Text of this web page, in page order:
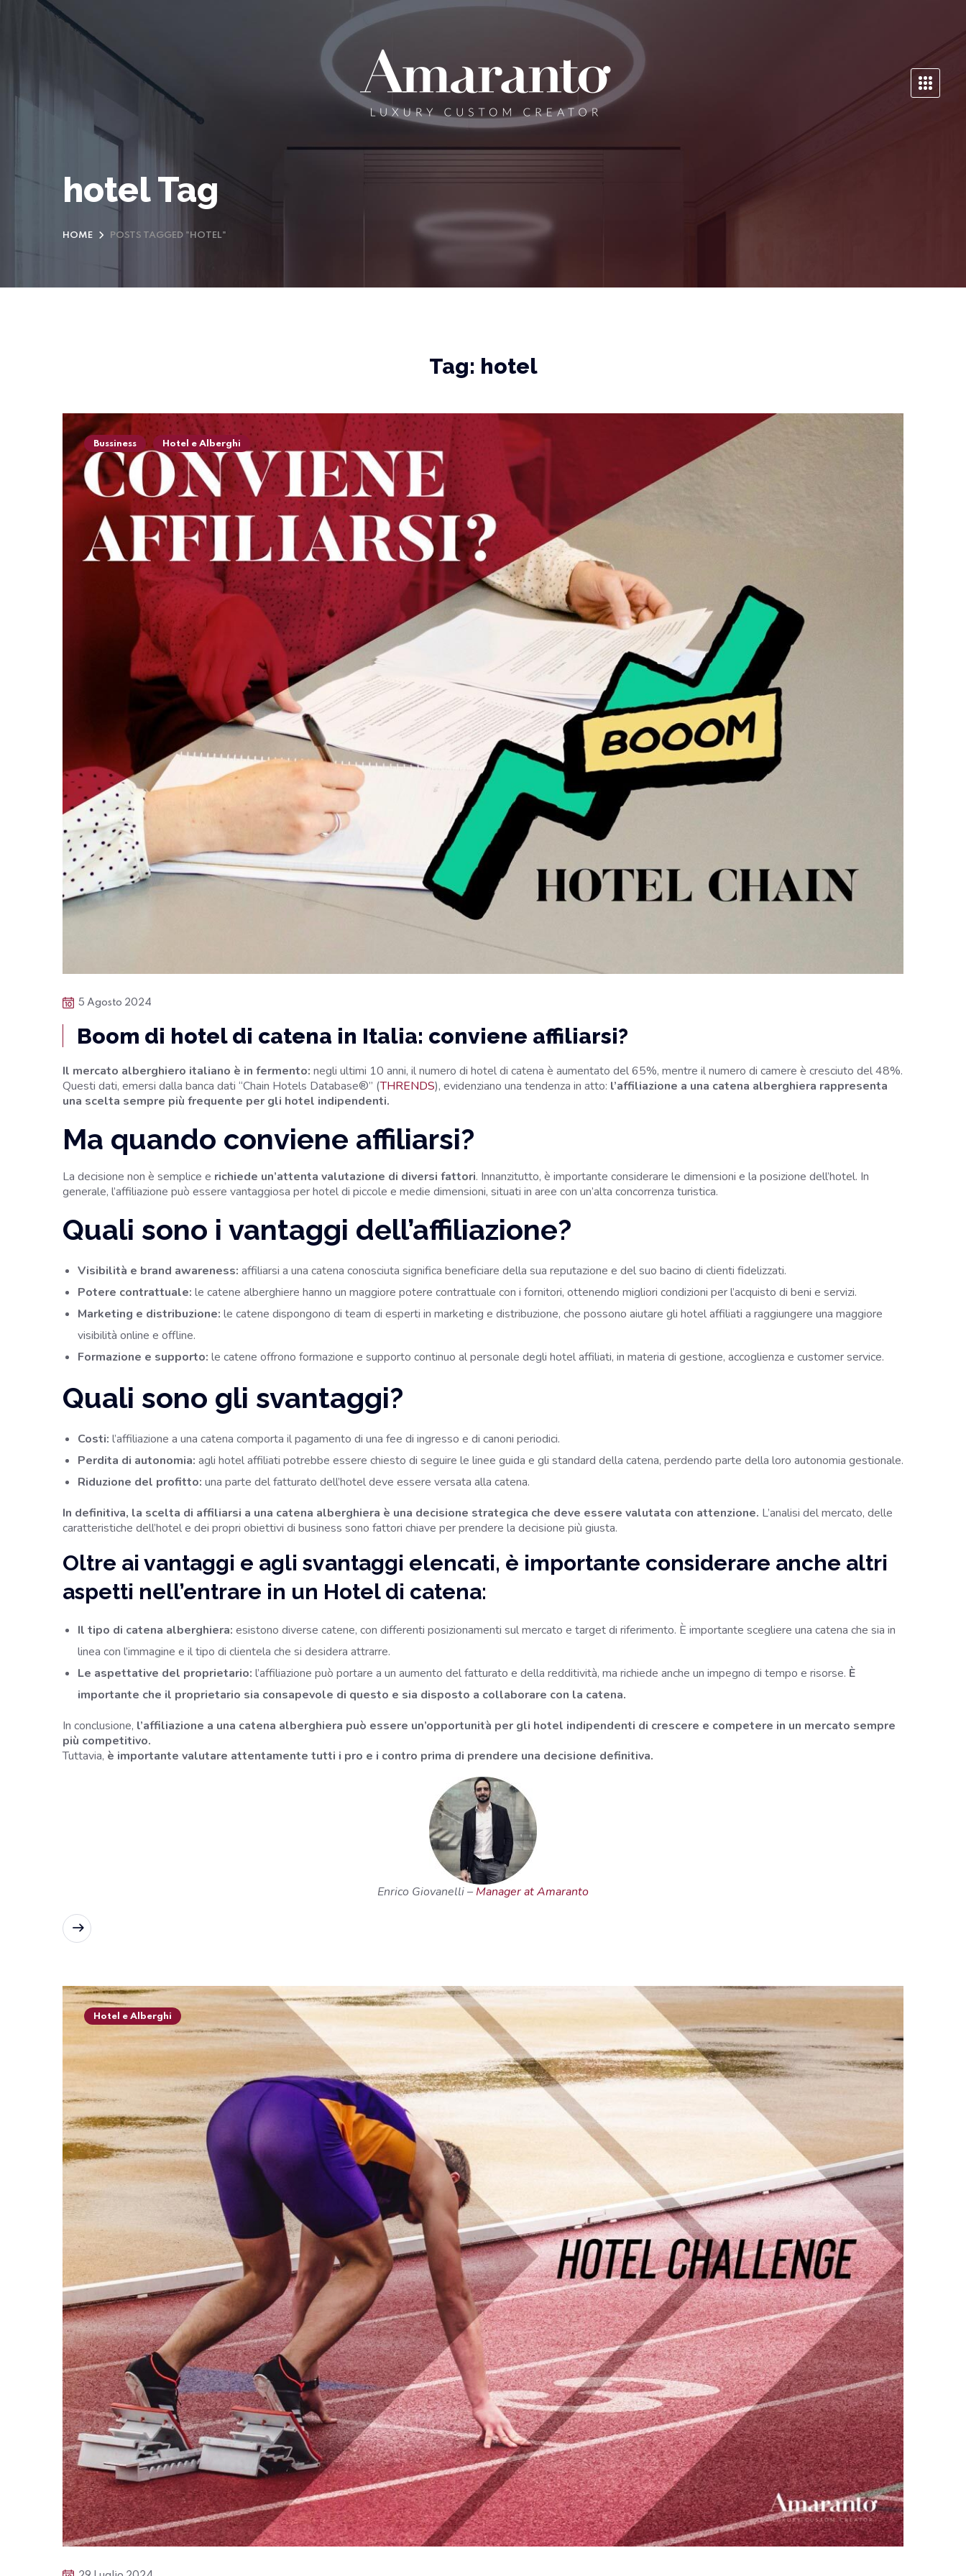
hotel Tag
HOME POSTS TAGGED "HOTEL"
Tag: hotel
Bussiness Hotel e Alberghi
5 Agosto 2024
Boom di hotel di catena in Italia: conviene affiliarsi?
Il mercato alberghiero italiano è in fermento: negli ultimi 10 anni, il numero di hotel di catena è aumentato del 65%, mentre il numero di camere è cresciuto del 48%.
Questi dati, emersi dalla banca dati “Chain Hotels Database®” (THRENDS), evidenziano una tendenza in atto: l’affiliazione a una catena alberghiera rappresenta
una scelta sempre più frequente per gli hotel indipendenti.
Ma quando conviene affiliarsi?
La decisione non è semplice e richiede un’attenta valutazione di diversi fattori. Innanzitutto, è importante considerare le dimensioni e la posizione dell’hotel. In
generale, l’affiliazione può essere vantaggiosa per hotel di piccole e medie dimensioni, situati in aree con un’alta concorrenza turistica.
Quali sono i vantaggi dell’affiliazione?
Visibilità e brand awareness: affiliarsi a una catena conosciuta significa beneficiare della sua reputazione e del suo bacino di clienti fidelizzati.
Potere contrattuale: le catene alberghiere hanno un maggiore potere contrattuale con i fornitori, ottenendo migliori condizioni per l’acquisto di beni e servizi.
Marketing e distribuzione: le catene dispongono di team di esperti in marketing e distribuzione, che possono aiutare gli hotel affiliati a raggiungere una maggiore
visibilità online e offline.
Formazione e supporto: le catene offrono formazione e supporto continuo al personale degli hotel affiliati, in materia di gestione, accoglienza e customer service.
Quali sono gli svantaggi?
Costi: l’affiliazione a una catena comporta il pagamento di una fee di ingresso e di canoni periodici.
Perdita di autonomia: agli hotel affiliati potrebbe essere chiesto di seguire le linee guida e gli standard della catena, perdendo parte della loro autonomia gestionale.
Riduzione del profitto: una parte del fatturato dell’hotel deve essere versata alla catena.
In definitiva, la scelta di affiliarsi a una catena alberghiera è una decisione strategica che deve essere valutata con attenzione. L’analisi del mercato, delle
caratteristiche dell’hotel e dei propri obiettivi di business sono fattori chiave per prendere la decisione più giusta.
Oltre ai vantaggi e agli svantaggi elencati, è importante considerare anche altri
aspetti nell’entrare in un Hotel di catena:
Il tipo di catena alberghiera: esistono diverse catene, con differenti posizionamenti sul mercato e target di riferimento. È importante scegliere una catena che sia in
linea con l’immagine e il tipo di clientela che si desidera attrarre.
Le aspettative del proprietario: l’affiliazione può portare a un aumento del fatturato e della redditività, ma richiede anche un impegno di tempo e risorse. È
importante che il proprietario sia consapevole di questo e sia disposto a collaborare con la catena.
In conclusione, l’affiliazione a una catena alberghiera può essere un’opportunità per gli hotel indipendenti di crescere e competere in un mercato sempre
più competitivo.
Tuttavia, è importante valutare attentamente tutti i pro e i contro prima di prendere una decisione definitiva.
Enrico Giovanelli – Manager at Amaranto
Hotel e Alberghi